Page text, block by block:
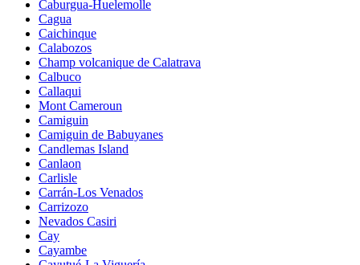
Caburgua-Huelemolle
Cagua
Caichinque
Calabozos
Champ volcanique de Calatrava
Calbuco
Callaqui
Mont Cameroun
Camiguin
Camiguin de Babuyanes
Candlemas Island
Canlaon
Carlisle
Carrán-Los Venados
Carrizozo
Nevados Casiri
Cay
Cayambe